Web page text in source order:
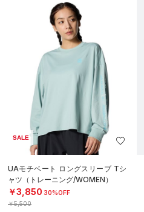
SALE
UAモチベート ロングスリーブ Tシ
ャツ（トレーニング/WOMEN）
￥3,850 30%OFF
￥5,500